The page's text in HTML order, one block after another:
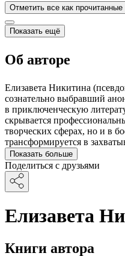
Отметить все как прочитанные
Показать ещё
Об авторе
Елизавета Никитина
сознательно выбравший
в приключенческую
скрывается
творческих сферах, но и в
трансформируется в
Показать больше
Поделиться с друзьями
Елизавета
Книги автора